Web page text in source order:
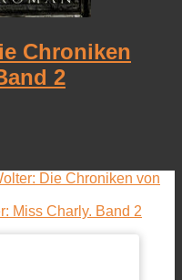
Chroniken
2
Die Chroniken von
Miss Charly. Band 2